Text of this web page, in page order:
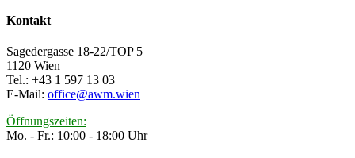
Kontakt
Sagedergasse 18-22/TOP 5
1120 Wien
Tel.: +43 1 597 13 03
E-Mail: office@awm.wien
Öffnungszeiten:
Mo. - Fr.: 10:00 - 18:00 Uhr